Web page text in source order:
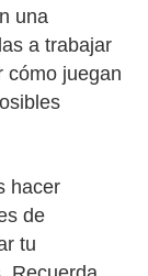
una
a trabajar
cómo juegan
hacer
de
tu